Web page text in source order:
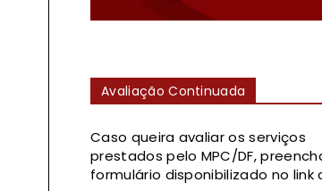
Avaliação Continuada
Caso queira avaliar os serviços
prestados pelo MPC/DF,
formulário disponibilizado no link